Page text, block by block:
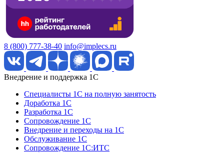
8 (800) 777-38-40 info@implecs.ru
Внедрение и поддержка 1C
Специалисты 1C на полную занятость
Доработка 1C
Разработка 1C
Сопровождение 1C
Внедрение и переходы на 1C
Обслуживание 1C
Сопровождение 1C:ИТС